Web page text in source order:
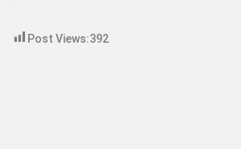
Post Views:392